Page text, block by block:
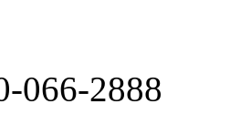
066-2888